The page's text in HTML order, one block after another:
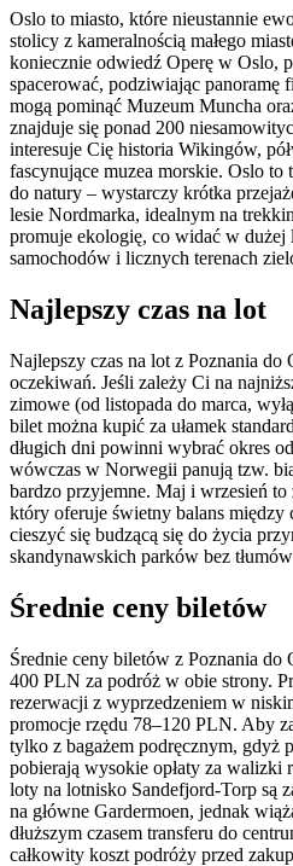
Oslo to miasto, które nieustannie
stolicy z kameralnością małego
koniecznie odwiedź Operę w Oslo,
spacerować, podziwiając panoramę
mogą pominąć Muzeum Muncha
znajduje się ponad 200
interesuje Cię historia Wikingów,
fascynujące muzea morskie. Oslo to
do natury – wystarczy krótka
lesie Nordmarka, idealnym na
promuje ekologię, co widać w
samochodów i licznych terenach
Najlepszy czas na lot
Najlepszy czas na lot z Poznania do
oczekiwań. Jeśli zależy Ci na
zimowe (od listopada do marca,
bilet można kupić za ułamek
długich dni powinni wybrać okres
wówczas w Norwegii panują tzw.
bardzo przyjemne. Maj i wrzesień to
który oferuje świetny balans między
cieszyć się budzącą się do życia
skandynawskich parków bez
Średnie ceny biletów
Średnie ceny biletów z Poznania
400 PLN za podróż w obie strony.
rezerwacji z wyprzedzeniem w
promocje rzędu 78–120 PLN. Aby
tylko z bagażem podręcznym, gdyż
pobierają wysokie opłaty za walizki
loty na lotnisko Sandefjord-Torp są
na główne Gardermoen, jednak
dłuższym czasem transferu do
całkowity koszt podróży przed